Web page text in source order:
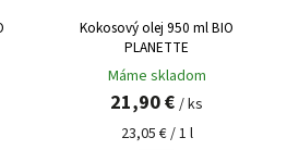
Kokosový olej 950 ml BIO
PLANETTE
Máme skladom
21,90 € / ks
23,05 € / 1 l